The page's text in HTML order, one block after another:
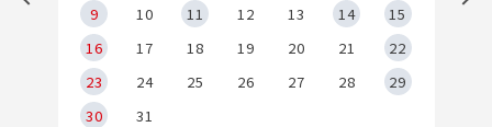
9
10 11 12 13 14
15
16
17 18 19 20 21
22
23
24 25 26 27 28
29
30
31